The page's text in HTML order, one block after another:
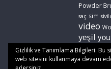
Powder
saç sim
video
yeşil
zoeva
Gizlilik ve Tanımlama Bilgileri: Bu
web sitesini kullanmaya devam